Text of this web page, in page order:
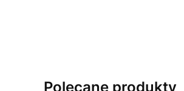
Polecane produkty